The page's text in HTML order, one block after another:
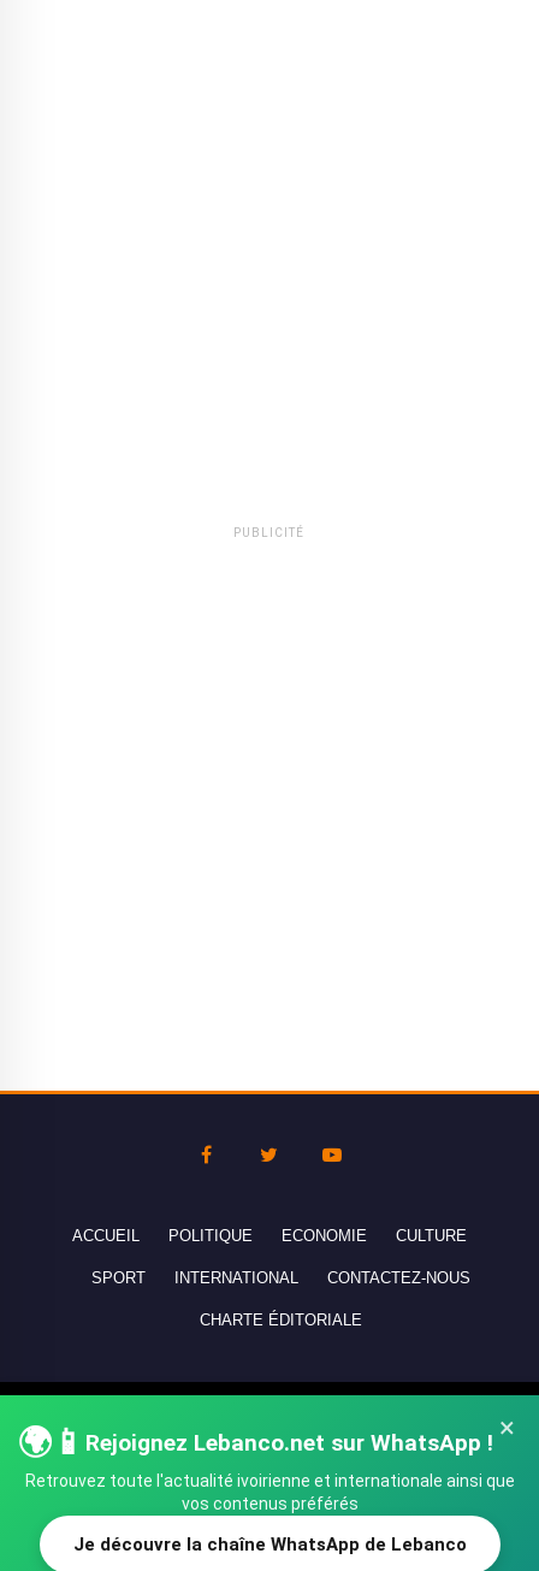
PUBLICITÉ
×
🌍📱 Rejoignez Lebanco.net sur WhatsApp !
Retrouvez toute l'actualité ivoirienne et internationale ainsi que
vos contenus préférés
Je découvre la chaîne WhatsApp de Lebanco
ACCUEIL POLITIQUE ECONOMIE CULTURE
SPORT INTERNATIONAL CONTACTEZ-NOUS
CHARTE ÉDITORIALE
réservés - All rights reserved.